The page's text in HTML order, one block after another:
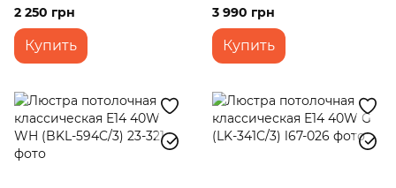
(LK-231C/3)
2 250 грн
Купить
(LK-168C/5)
3 990 грн
Купить